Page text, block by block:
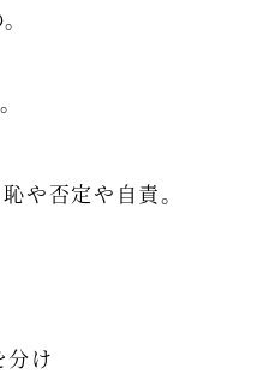
や否定や自責。
分け